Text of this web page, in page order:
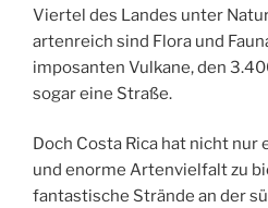
Viertel des Landes unter
artenreich sind Flora und
imposanten Vulkane, den
sogar eine Straße.
Doch Costa Rica hat nicht
und enorme Artenvielfalt zu
fantastische Strände an der